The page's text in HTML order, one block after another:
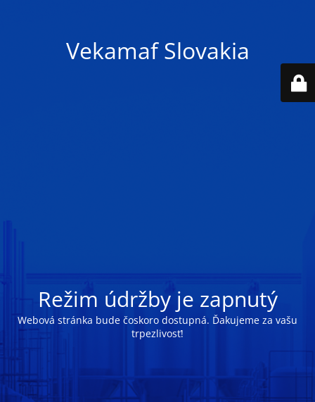
Vekamaf Slovakia
Režim údržby je zapnutý
Webová stránka bude čoskoro dostupná. Ďakujeme za vašu
trpezlivosť!